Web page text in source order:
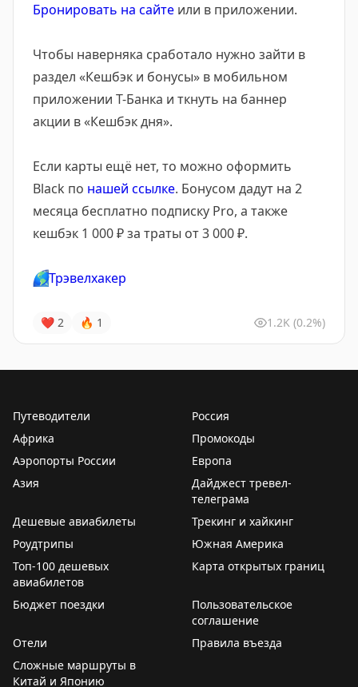
Бронировать на сайте или в приложении.
Чтобы наверняка сработало нужно зайти в
раздел «Кешбэк и бонусы» в мобильном
приложении Т-Банка и ткнуть на баннер
акции в «Кешбэк дня».
Если карты ещё нет, то можно оформить
Black по нашей ссылке. Бонусом дадут на 2
месяца бесплатно подписку Pro, а также
кешбэк 1 000 ₽ за траты от 3 000 ₽.
🌎Трэвелхакер
❤ 2 🔥 1 1.2K (0.2%)
Путеводители
Россия
Африка
Промокоды
Аэропорты России
Европа
Азия
Дайджест тревел-
телеграма
Дешевые авиабилеты
Трекинг и хайкинг
Роудтрипы
Южная Америка
Топ-100 дешевых
авиабилетов
Карта открытых границ
Бюджет поездки
Пользовательское
соглашение
Отели
Правила въезда
Сложные маршруты в
Китай и Японию